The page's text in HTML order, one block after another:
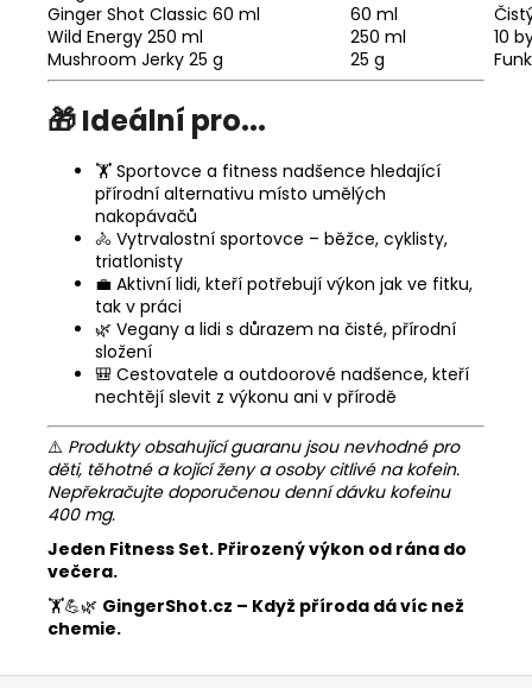
Ginger Shot Classic 60 ml
60 ml
Wild Energy 250 ml
250 ml
10
Mushroom Jerky 25 g
25 g
🎁 Ideální pro...
🏋️ Sportovce a fitness nadšence hledající
přírodní alternativu místo umělých
nakopávačů
🚴 Vytrvalostní sportovce – běžce, cyklisty,
triatlonisty
💼 Aktivní lidi, kteří potřebují výkon jak ve fitku,
tak v práci
🌿 Vegany a lidi s důrazem na čisté, přírodní
složení
🎒 Cestovatele a outdoorové nadšence, kteří
nechtějí slevit z výkonu ani v přírodě
⚠️ Produkty obsahující guaranu jsou nevhodné pro
děti, těhotné a kojící ženy a osoby citlivé na kofein.
Nepřekračujte doporučenou denní dávku kofeinu
400 mg.
Jeden Fitness Set. Přirozený výkon od rána do
večera.
🏋️💪🌿 GingerShot.cz – Když příroda dá víc než
chemie.